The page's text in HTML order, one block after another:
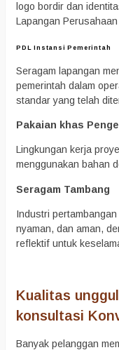
logo bordir dan
Lapangan Perusahaan
PDL Instansi Pemerintah
Seragam lapangan
pemerintah dalam
standar yang telah
Pakaian khas
Lingkungan kerja
menggunakan bahan
Seragam Tambang
Industri
nyaman, dan aman,
reflektif untuk
Kualitas
konsultasi
Banyak pelanggan